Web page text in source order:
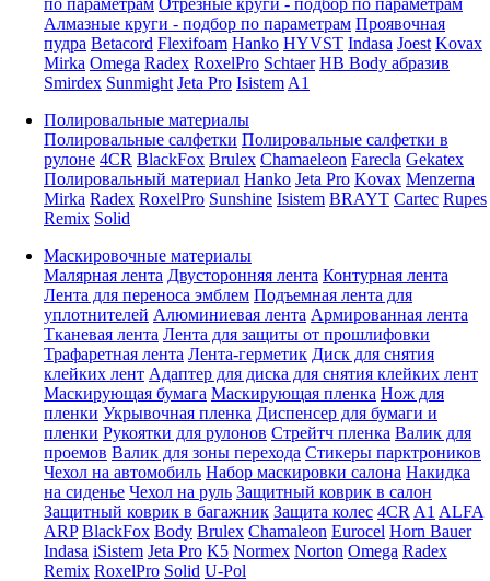
по параметрам Отрезные круги - подбор по параметрам
Алмазные круги - подбор по параметрам Проявочная
пудра Betacord Flexifoam Hanko HYVST Indasa Joest Kovax
Mirka Omega Radex RoxelPro Schtaer HB Body абразив
Smirdex Sunmight Jeta Pro Isistem A1
Полировальные материалы
Полировальные салфетки Полировальные салфетки в
рулоне 4CR BlackFox Brulex Chamaeleon Farecla Gekatex
Полировальный материал Hanko Jeta Pro Kovax Menzerna
Mirka Radex RoxelPro Sunshine Isistem BRAYT Cartec Rupes
Remix Solid
Маскировочные материалы
Малярная лента Двусторонняя лента Контурная лента
Лента для переноса эмблем Подъемная лента для
уплотнителей Алюминиевая лента Армированная лента
Тканевая лента Лента для защиты от прошлифовки
Трафаретная лента Лента-герметик Диск для снятия
клейких лент Адаптер для диска для снятия клейких лент
Маскирующая бумага Маскирующая пленка Нож для
пленки Укрывочная пленка Диспенсер для бумаги и
пленки Рукоятки для рулонов Стрейтч пленка Валик для
проемов Валик для зоны перехода Стикеры парктроников
Чехол на автомобиль Набор маскировки салона Накидка
на сиденье Чехол на руль Защитный коврик в салон
Защитный коврик в багажник Защита колес 4CR A1 ALFA
ARP BlackFox Body Brulex Chamaleon Eurocel Horn Bauer
Indasa iSistem Jeta Pro K5 Normex Norton Omega Radex
Remix RoxelPro Solid U-Pol